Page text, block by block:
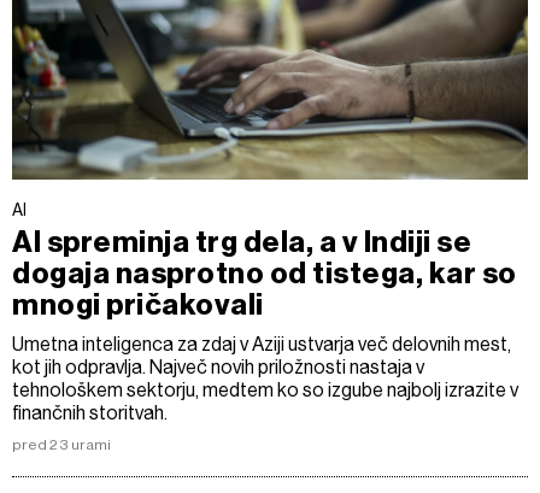
AI
AI spreminja trg dela, a v Indiji se
dogaja nasprotno od tistega, kar so
mnogi pričakovali
Umetna inteligenca za zdaj v Aziji ustvarja več delovnih mest,
kot jih odpravlja. Največ novih priložnosti nastaja v
tehnološkem sektorju, medtem ko so izgube najbolj izrazite v
finančnih storitvah.
pred 23 urami